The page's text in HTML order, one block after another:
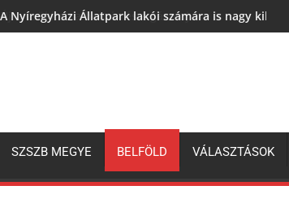
A Nyíregyházi Állatpark lakói számára is nagy
SZSZB MEGYE BELFÖLD VÁLASZTÁSOK